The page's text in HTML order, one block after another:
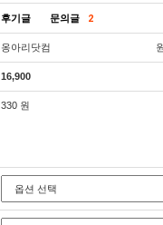
후기글 문의글 2
옹아리닷컴
16,900
330 원